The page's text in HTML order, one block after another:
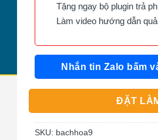
Tặng ngay bộ plugin trả
Làm video hướng dẫn
Nhắn tin Zalo bấm
ĐẶT
SKU: bachhoa9